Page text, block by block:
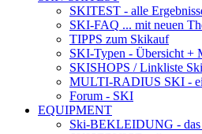
SKITEST - alle
SKI-FAQ ... mit neuen
TIPPS zum Skikauf
SKI-Typen - Übersicht +
SKISHOPS / Linkliste
MULTI-RADIUS SKI -
Forum - SKI
EQUIPMENT
Ski-BEKLEIDUNG -